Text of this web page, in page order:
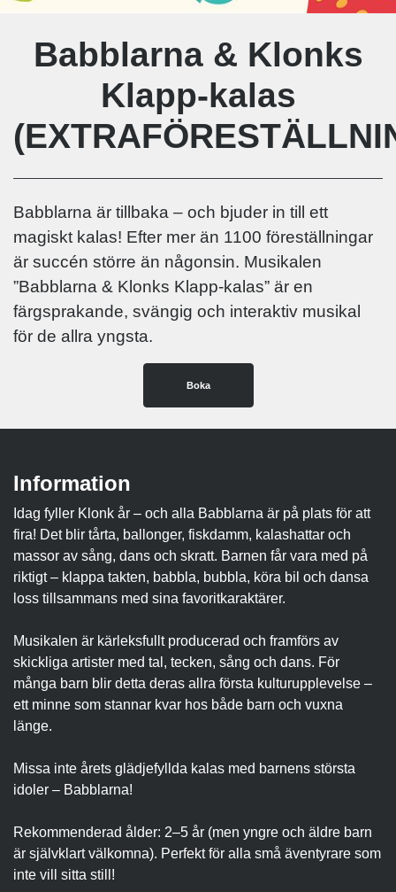
Babblarna & Klonks
Klapp-kalas
Babblarna är tillbaka – och bjuder in till ett
magiskt kalas! Efter mer än 1100 föreställningar
är succén större än någonsin. Musikalen
”Babblarna & Klonks Klapp-kalas” är en
färgsprakande, svängig och interaktiv musikal
för de allra yngsta.
Boka
Information
Idag fyller Klonk år – och alla Babblarna är på plats för att
fira! Det blir tårta, ballonger, fiskdamm, kalashattar och
massor av sång, dans och skratt. Barnen får vara med på
riktigt – klappa takten, babbla, bubbla, köra bil och dansa
loss tillsammans med sina favoritkaraktärer.
Musikalen är kärleksfullt producerad och framförs av
skickliga artister med tal, tecken, sång och dans. För
många barn blir detta deras allra första kulturupplevelse –
ett minne som stannar kvar hos både barn och vuxna
länge.
Missa inte årets glädjefyllda kalas med barnens största
idoler – Babblarna!
Rekommenderad ålder: 2–5 år (men yngre och äldre barn
är självklart välkomna). Perfekt för alla små äventyrare som
inte vill sitta still!